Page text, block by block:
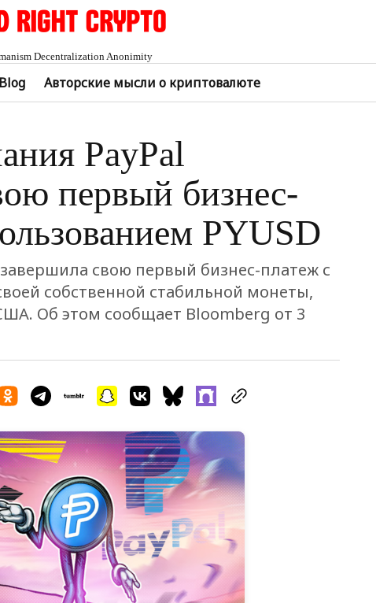
Decentralization Anonimity
Авторские мысли о криптовалюте
PayPal
первый бизнес-
PYUSD
свою первый бизнес-платеж с
собственной стабильной монеты,
Об этом сообщает Bloomberg от 3